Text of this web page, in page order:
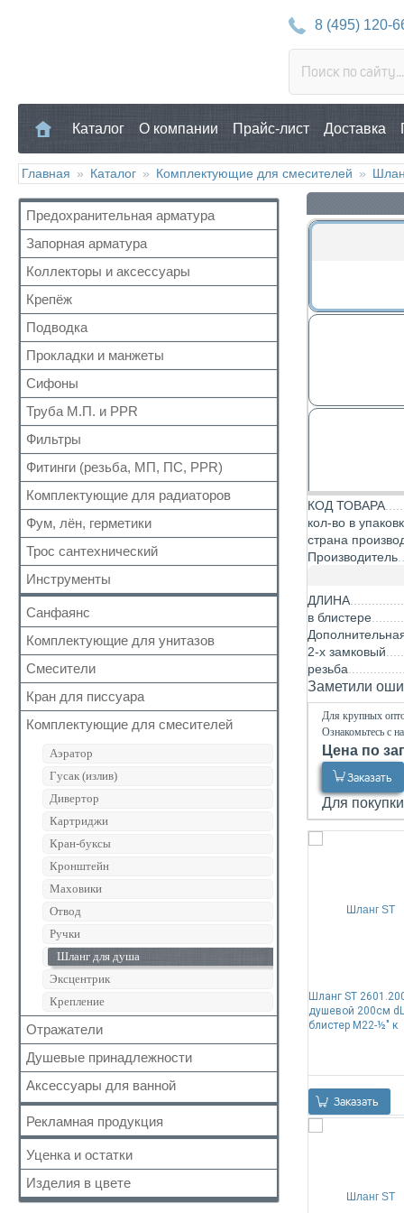
8 (495) 120-
Каталог О компании Прайс-лист Доставка
Главная » Каталог » Комплектующие для смесителей »
Предохранительная арматура
Воздухоотводчик
Клапан предохранительный
Манометр/Термометр
Обратный клапан
Поплавковый клапан
Регулятор давления
Кран Маевского
Группы безопасности
Запорная арматура
Кран шаровый для воды
Кран с американкой
Краны прочие
Краны для бытовой техники
Для радиаторов
Дачные краны
Кран шаровый для газа
Запчасти для кранов
Коллекторы и аксессуары
Аксессуары для коллекторов
Коллекторные группы
Коллекторы
Крепёж
Для труб
Для радиатора
Прочий
Подводка
Газ
Газ сильфон
Вода
Вода сильфон
Вода гигант
к смесителю
к смесителю сильфон
Медь
Шланги для стиральных и посудомоечных
машин
Прокладки и манжеты
Прокладки
Для радиаторов
Сальники
Манжеты для канализационных труб
Наборы
Сифоны
Выпуск
Донный клапан
Колено
Сифон
Обвязка для ванн
Трапы
Трубка
Гофра для сифона
Труба М.П. и PPR
Металлопластиковая
Полипропиленовая
Фильтры
Для обратного клапана
Косой
Прямой
Самопромывной
Другие
Фитинги (резьба, МП, ПС, PPR)
Резьбовые
Для МП труб
Для PPR труб
Для полотенцесушителей
Комплектующие для радиаторов
Наборы
Комплектующие
Краны Маевского
Кронштейны
Фум, лён, герметики
ФУМ
Нить
Лён
Паста, Герметик, Клей
Трос сантехнический
Инструменты
Санфаянс
Унитазы
Биде
Раковины
Комплектующие для унитазов
Арматура бачка (комплект)
Сливная колонка
Кран для писсуара
Фановые трубы и манжеты
Крепеж
Система инсталяции
Сиденье для унитаза
Смесители
Кран монокомандный
Гигиенические комплекты
Кран для писсуара
Комплектующие для смесителей
Аэратор
Гусак (излив)
Дивертор
Картриджи
Кран-буксы
Кронштейн
Маховики
Отвод
Ручки
Шланг для душа
Эксцентрик
Крепление
Отражатели
Душевые принадлежности
Душевая головка
Душевая лейка
Душевая лейка с подсветкой
Душевая стойка
Стойка для стационарного душа
Аксессуары для ванной
Дозатор жидкого мыла
Карниз для полотенец
Кольцо
Крючок
Рекламная продукция
Уценка и остатки
Складские остатки
Уценённый товар
Изделия в цвете
КОД ТОВАРА
кол-во в
страна
Производитель
ДЛИНА
в блистере
2-х замковый
резьба
Заметили
Для крупных
Ознакомьтесь с
Цена по
Заказать
Для
Шланг ST
душевой 200см dL
блистер М22-½" к
Заказать